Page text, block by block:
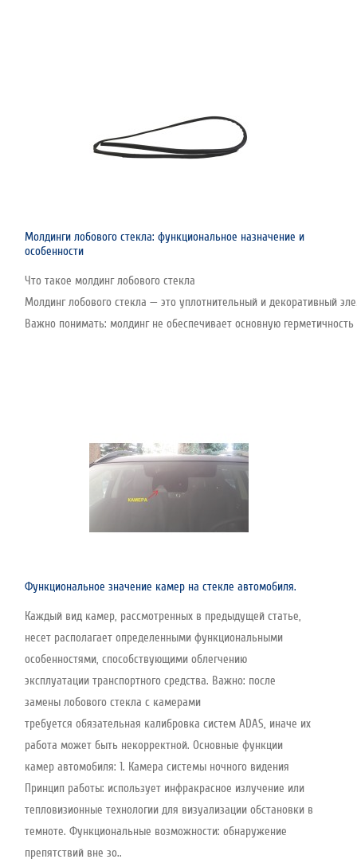
Молдинги лобового стекла: функциональное назначение и
особенности
Что такое молдинг лобового стекла
Молдинг лобового стекла — это уплотнительный и декоративный
Важно понимать: молдинг не обеспечивает основную
Функциональное значение камер на стекле автомобиля.
Каждый вид камер, рассмотренных в предыдущей статье,
несет располагает определенными функциональными
особенностями, способствующими облегчению
эксплуатации транспортного средства. Важно: после
замены лобового стекла с камерами
требуется обязательная калибровка систем ADAS, иначе их
работа может быть некорректной. Основные функции
камер автомобиля: 1. Камера системы ночного видения
Принцип работы: использует инфракрасное излучение или
тепловизионные технологии для визуализации обстановки в
темноте. Функциональные возможности: обнаружение
препятствий вне зо..